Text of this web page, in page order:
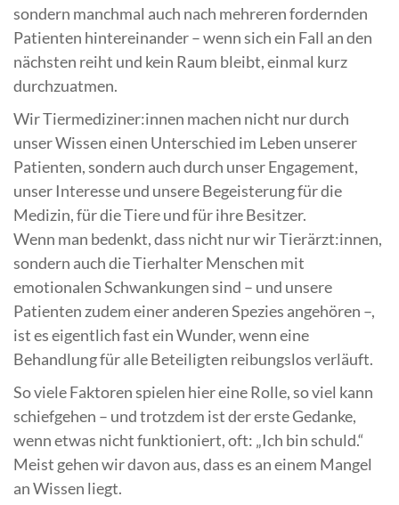
sondern manchmal auch nach mehreren fordernden
Patienten hintereinander – wenn sich ein Fall an den
nächsten reiht und kein Raum bleibt, einmal kurz
durchzuatmen.
Wir Tiermediziner:innen machen nicht nur durch
unser Wissen einen Unterschied im Leben unserer
Patienten, sondern auch durch unser Engagement,
unser Interesse und unsere Begeisterung für die
Medizin, für die Tiere und für ihre Besitzer.
Wenn man bedenkt, dass nicht nur wir Tierärzt:innen,
sondern auch die Tierhalter Menschen mit
emotionalen Schwankungen sind – und unsere
Patienten zudem einer anderen Spezies angehören –,
ist es eigentlich fast ein Wunder, wenn eine
Behandlung für alle Beteiligten reibungslos verläuft.
So viele Faktoren spielen hier eine Rolle, so viel kann
schiefgehen – und trotzdem ist der erste Gedanke,
wenn etwas nicht funktioniert, oft: „Ich bin schuld.“
Meist gehen wir davon aus, dass es an einem Mangel
an Wissen liegt.